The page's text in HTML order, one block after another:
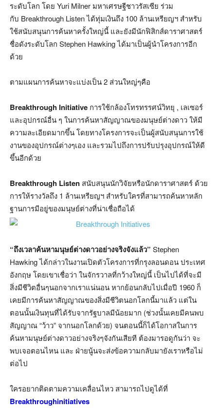
ระดับโลก โดย Yuri Milner มหาเศรษฐีชาวรัสเซีย ร่วม
กับ Breakthrough Listen ได้ทุ่มเงินถึง 100 ล้านเหรียญฯ สำหรับ
ใช้สนับสนุนการค้นหาครั้งใหญ่นี้ และยังมีนักฟิสิกส์ดาราศาสตร์
ชื่อดังระดับโลก Stephen Hawking ได้มาเป็นผู้นำโครงการอีก
ด้วย
ตามแผนการค้นหาจะแบ่งเป็น 2 ส่วนใหญ่ๆคือ
Breakthrough Initiative การใช้กล้องโทรทรรศน์วิทยุ , เลเซอร์
และอุปกรณ์อื่น ๆ ในการค้นหาสัญญาณของมนุษย์ต่างดาว ให้มี
ความละเอียดมากขึ้น โดยทางโครงการจะเป็นผู้สนับสนุนการใช้
งานของอุปกรณ์ต่างๆเอง และรวมไปถึงการปรับปรุงอุปกรณ์ให้ดี
ขึ้นอีกด้วย
Breakthrough Listen สนับสนุนนักวิจัยหรือนักดาราศาสตร์ ด้วย
การให้รางวัลถึง 1 ล้านเหรียญฯ สำหรับใครที่สามารถค้นหาหลัก
ฐานการมีอยู่ของมนุษย์ต่างที่น่าเชื่อถือได้
“ถึงเวลาค้นหามนุษย์ต่างดาวอย่างจริงจังแล้ว” Stephen
Hawking ได้กล่าวในงานเปิดตัวโครงการที่กรุงลอนดอน ประเทศ
อังกฤษ โดยเขาเชื่อว่า ในจักรวาลที่กว้างใหญ่นี้ เป็นไปได้ที่จะมี
สิ่งมีชีวิตอื่นๆนอกจากเราแน่นอน หากย้อนกลับไปเมื่อปี 1960 ก็
เคยมีการค้นหาสัญญาณของสิ่งมีชีวิตนอกโลกนี้มาแล้ว แต่ใน
ตอนนั้นเงินทุนที่ได้รับจากรัฐบาลมีน้อยมาก (ช่วงนั้นเคยมีคนพบ
สัญญาณ “ว้าว” จากนอกโลกด้วย) จนตอนนี้ก็ได้โอกาสในการ
ค้นหามนุษย์ต่างดาวอย่างจริงๆจังกันเสียที ต้องมารอดูกันว่า จะ
พบเจอตอนไหน และ ฝ่ายนู้นจะส่งข้อความกลับมายังเราหรือไม่
ต่อไป
ใครอยากติดตามความเคลื่อนไหว สามารถไปดูได้ที่
Breakthroughinitiatives